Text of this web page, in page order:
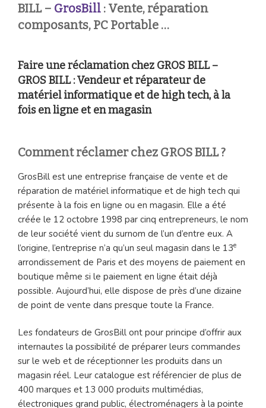
BILL – GrosBill : Vente, réparation
composants, PC Portable …
Faire une réclamation chez GROS BILL –
GROS BILL : Vendeur et réparateur de
matériel informatique et de high tech, à la
fois en ligne et en magasin
Comment réclamer chez GROS BILL ?
GrosBill est une entreprise française de vente et de
réparation de matériel informatique et de high tech qui
présente à la fois en ligne ou en magasin. Elle a été
créée le 12 octobre 1998 par cinq entrepreneurs, le nom
de leur société vient du surnom de l’un d’entre eux. A
l’origine, l’entreprise n’a qu’un seul magasin dans le 13e
arrondissement de Paris et des moyens de paiement en
boutique même si le paiement en ligne était déjà
possible. Aujourd’hui, elle dispose de près d’une dizaine
de point de vente dans presque toute la France.
Les fondateurs de GrosBill ont pour principe d’offrir aux
internautes la possibilité de préparer leurs commandes
sur le web et de réceptionner les produits dans un
magasin réel. Leur catalogue est référencier de plus de
400 marques et 13 000 produits multimédias,
électroniques grand public, électroménagers à la pointe